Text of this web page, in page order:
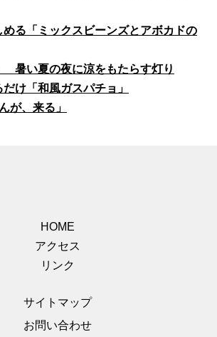
る「ミックスビーンズとアボカドの
暑い夏の夜に涼をもたらす灯り
け「和風ガスパチョ」
が、来る」
HOME
アクセス
リンク
サイトマップ
お問い合わせ